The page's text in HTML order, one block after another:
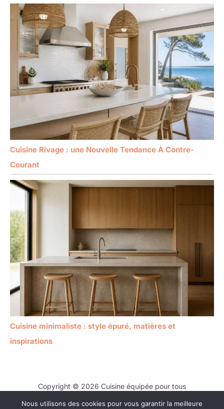
Cuisine Rivage : une Nouvelle Tendance À Contre-
Courant
Cuisine minimaliste : style épuré, matières et
inspirations
Copyright © 2026 Cuisine équipée pour tous
Contact
Nous utilisons des cookies pour vous garantir la meilleure